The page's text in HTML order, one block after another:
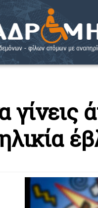
γίνεις